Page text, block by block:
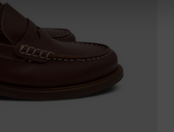
in qualsiasi momento dalla Dichiarazione sui
contenuti ed annunci, per fornire
informazioni sul modo in cui utilizza il nostro
e social media, i quali potrebbero combinarle
dei loro servizi.